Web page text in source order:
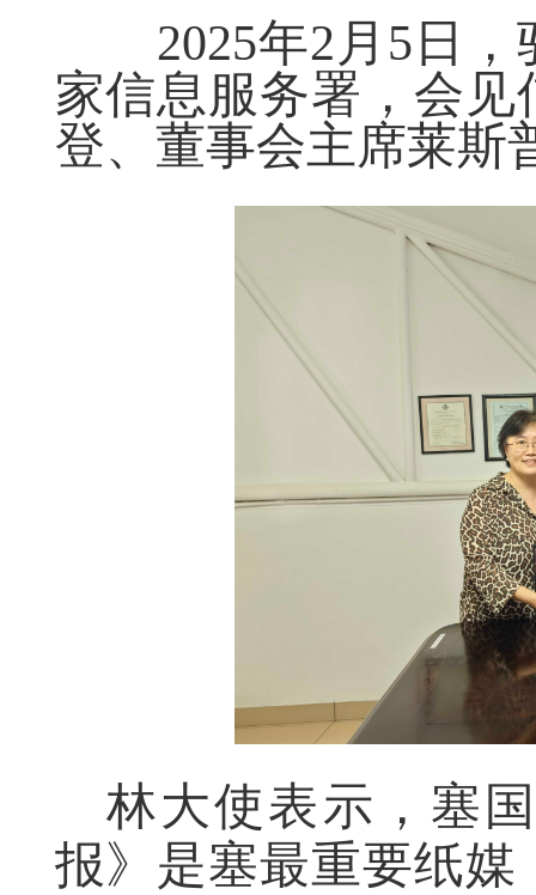
2025年2月5日，
家信息服务署，会
登、董事会主席莱斯
林大使表示，塞
报》是塞最重要纸